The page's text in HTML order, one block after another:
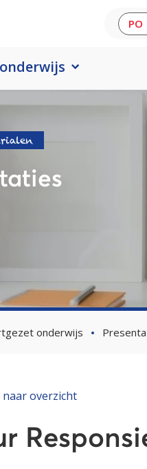
PO
onderwijs
overzicht